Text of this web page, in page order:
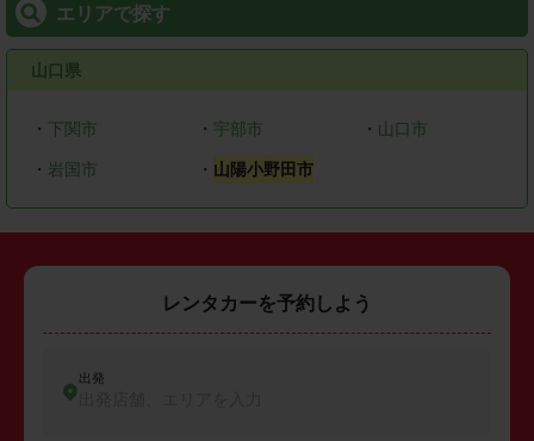
エリアで探す
山口県
・ 下関市 ・ 宇部市 ・ 山口市
・ 岩国市 ・ 山陽小野田市
レンタカーを予約しよう
出発